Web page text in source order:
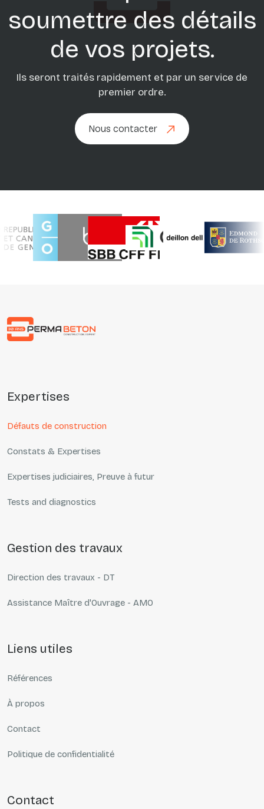
soumettre des détails
de vos projets.
Ils seront traités rapidement et par un service de
premier ordre.
Nous contacter
Nous contacter
expertises
Défauts de construction
Constats & Expertises
Expertises judiciaires, Preuve à futur
Tests and diagnostics
gestion des travaux
Direction des travaux - DT
Assistance Maître d'Ouvrage - AMO
liens utiles
Références
À propos
Contact
Politique de confidentialité
contact